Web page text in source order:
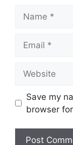
Save my
browser